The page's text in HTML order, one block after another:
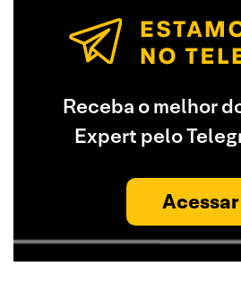
Receba o melhor
Expert pelo
Acessar